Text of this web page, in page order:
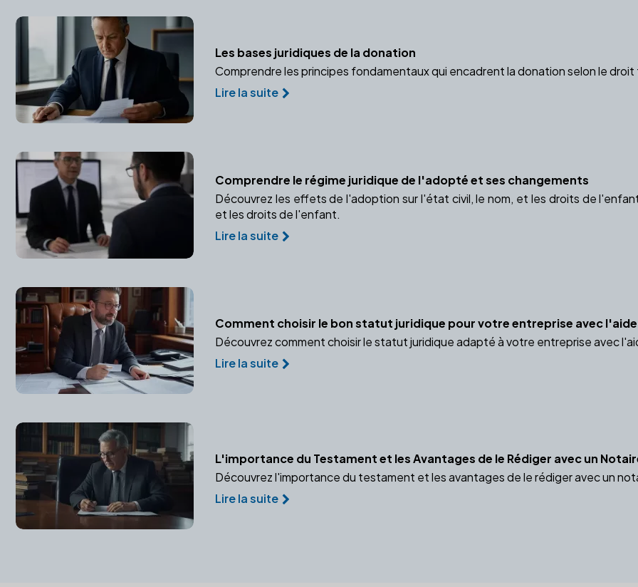
Les bases juridiques de la donation
Comprendre les principes fondamentaux qui encadrent la donation selon le droit
Lire la suite
Comprendre le régime juridique de l'adopté et ses changements
Découvrez les effets de l'adoption sur l'état civil, le nom, et les droits de
et les droits de l'enfant.
Lire la suite
Comment choisir le bon statut juridique pour votre entreprise avec
Découvrez comment choisir le statut juridique adapté à votre entreprise avec
Lire la suite
L'importance du Testament et les Avantages de le Rédiger avec un
Découvrez l'importance du testament et les avantages de le rédiger avec un
Lire la suite